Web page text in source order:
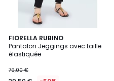
FIORELLA RUBINO
Pantalon Jeggings avec taille
élastiquée
79,00 €